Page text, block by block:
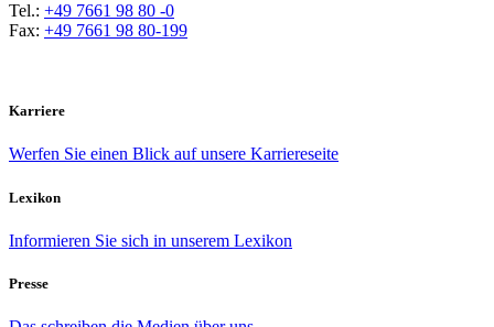
Tel.: +49 7661 98 80 -0
Fax: +49 7661 98 80-199
Karriere
Werfen Sie einen Blick auf unsere Karriereseite
Lexikon
Informieren Sie sich in unserem Lexikon
Presse